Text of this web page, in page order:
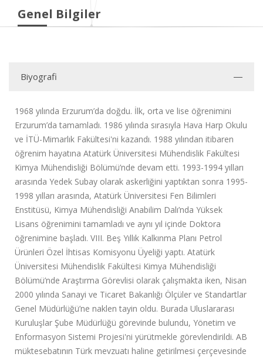
Genel Bilgiler
Biyografi
1968 yılında Erzurum’da doğdu. İlk, orta ve lise öğrenimini
Erzurum’da tamamladı. 1986 yılında sırasıyla Hava Harp Okulu
ve İTÜ-Mimarlık Fakültesi'ni kazandı. 1988 yılından itibaren
öğrenim hayatına Atatürk Üniversitesi Mühendislik Fakültesi
Kimya Mühendisliği Bölümü’nde devam etti. 1993-1994 yılları
arasında Yedek Subay olarak askerliğini yaptıktan sonra 1995-
1998 yılları arasında, Atatürk Üniversitesi Fen Bilimleri
Enstitüsü, Kimya Mühendisliği Anabilim Dalı’nda Yüksek
Lisans öğrenimini tamamladı ve aynı yıl içinde Doktora
öğrenimine başladı. VIII. Beş Yıllık Kalkınma Planı Petrol
Ürünleri Özel İhtisas Komisyonu Üyeliği yaptı. Atatürk
Üniversitesi Mühendislik Fakültesi Kimya Mühendisliği
Bölümü’nde Araştırma Görevlisi olarak çalışmakta iken, Nisan
2000 yılında Sanayi ve Ticaret Bakanlığı Ölçüler ve Standartlar
Genel Müdürlüğü’ne naklen tayin oldu. Burada Uluslararası
Kuruluşlar Şube Müdürlüğü görevinde bulundu, Yönetim ve
Enformasyon Sistemi Projesi'ni yürütmekle görevlendirildi. AB
müktesebatının Türk mevzuatı haline getirilmesi çerçevesinde